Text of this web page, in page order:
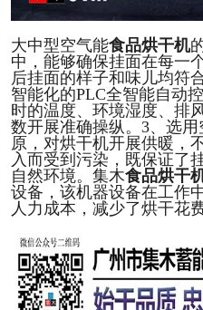
大中型空气能食品烘干机
中，能够确保挂面在每一
后挂面的样子和味儿均符
智能化的PLC全智能自动
时的温度、环境湿度、排
数开展准确操纵。 3、选
原，对烘干机开展供暖，
入而受到污染 ，既保证了
自然环境。 集木食品烘干
设备，该机器设备在工作
人力成本，减少了烘干花费